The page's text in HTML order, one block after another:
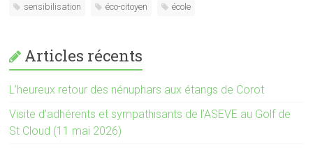
sensibilisation éco-citoyen école
Articles récents
L’heureux retour des nénuphars aux étangs de Corot
Visite d’adhérents et sympathisants de l’ASEVE au Golf de
St Cloud (11 mai 2026)